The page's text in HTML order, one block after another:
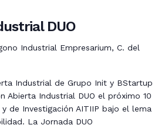
DUO
Industrial Empresarium, C. del
Industrial de Grupo Init y BStartup
Abierta Industrial DUO el próximo 10
de Investigación AITIIP bajo el lema
La Jornada DUO